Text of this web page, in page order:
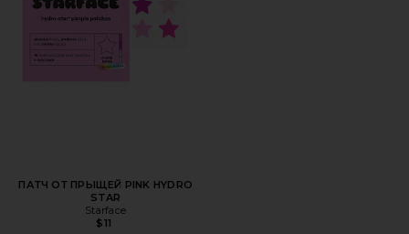
ПАТЧ ОТ ПРЫЩЕЙ PINK HYDRO
STAR
Starface
$11